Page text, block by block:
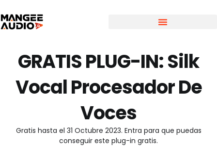
GRATIS PLUG-IN: Silk
Vocal Procesador De
Voces
Gratis hasta el 31 Octubre 2023. Entra para que puedas
conseguir este plug-in gratis.